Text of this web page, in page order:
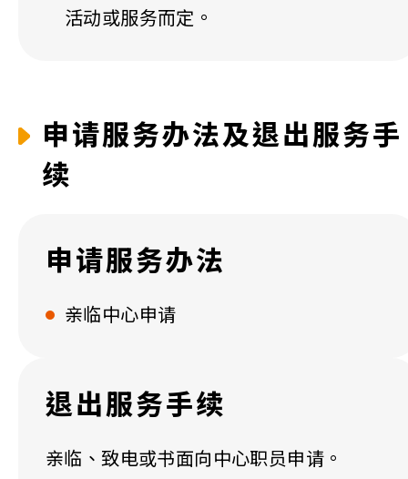
活动或服务而定。
申请服务办法及退出服务手
续
申请服务办法
亲临中心申请
退出服务手续
亲临、致电或书面向中心职员申请。